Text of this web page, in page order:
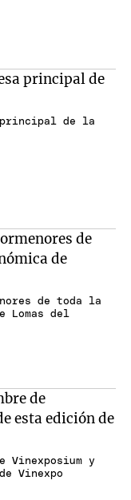
principal de la
de toda la
Lomas del
Vinexposium y
Vinexpo